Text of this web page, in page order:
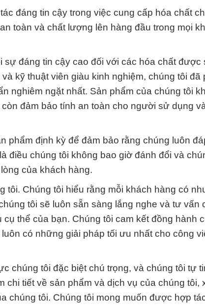
đáng tin cậy trong việc cung cấp hóa chất
toàn và chất lượng lên hàng đầu trong mọi
sự đáng tin cậy cao đối với các hóa chất được
kỹ thuật viên giàu kinh nghiệm, chúng tôi đã
nghiêm ngặt nhất. Sản phẩm của chúng tôi
đảm bảo tính an toàn cho người sử dụng
phẩm định kỳ để đảm bảo rằng chúng luôn
điều chúng tôi không bao giờ đánh đổi và
của khách hàng.
tôi. Chúng tôi hiểu rằng mỗi khách hàng có
tôi sẽ luôn sẵn sàng lắng nghe và tư vấn
thể của bạn. Chúng tôi cam kết đồng hành
có những giải pháp tối ưu nhất cho công
chúng tôi đặc biệt chú trọng, và chúng tôi tự
tiết về sản phẩm và dịch vụ của chúng tôi,
chúng tôi. Chúng tôi mong muốn được hợp